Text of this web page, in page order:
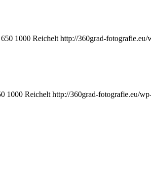
650 1000 Reichelt http://360grad-
1000 Reichelt http://360grad-fotografie.eu/